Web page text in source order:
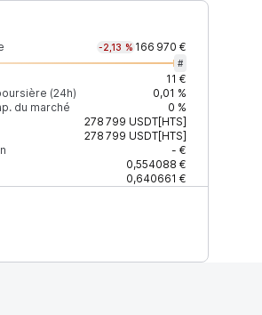
-2,13 % 166 970 €
#
11 €
(24h)
0,01 %
du marché
0 %
278 799 USDT[HTS]
278 799 USDT[HTS]
- €
0,554088 €
0,640661 €
Confiance Mis à jour